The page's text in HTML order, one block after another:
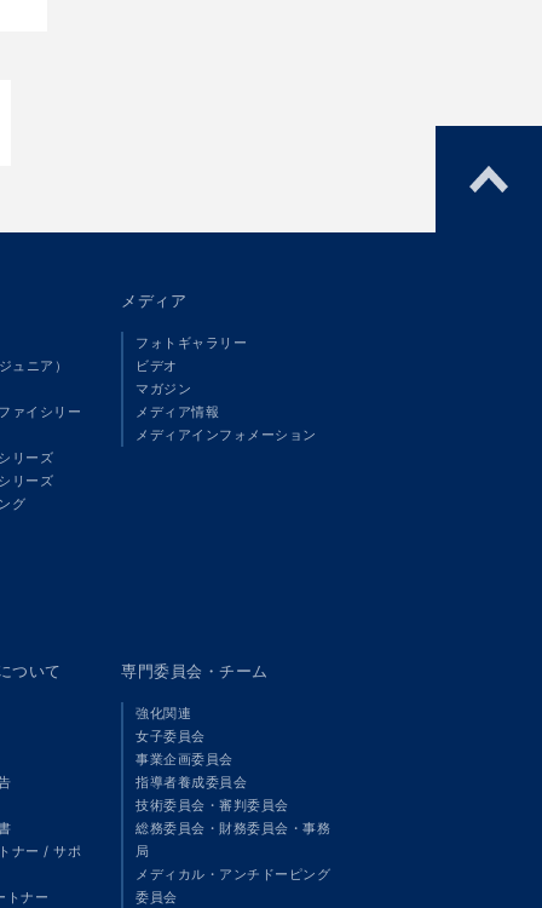
ュニア）
ァイシリー
リーズ
リーズ
グ
メディア
フォトギャラリー
ビデオ
マガジン
メディア情報
メディアインフォメーション
ついて
ナー / サポ
トナー
専門委員会・チーム
強化関連
女子委員会
事業企画委員会
指導者養成委員会
技術委員会・審判委員会
総務委員会・財務委員会・事務
局
メディカル・アンチドーピング
委員会